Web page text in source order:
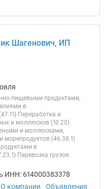
Шагенович, ИП
пищевыми продуктами,
в
Переработка и
и моллюсков (10.20)
и моллюсками,
морепродуктов (46.38.1)
в
Перевозка грузов
ИНН: 614000383378
О компании
Объявления